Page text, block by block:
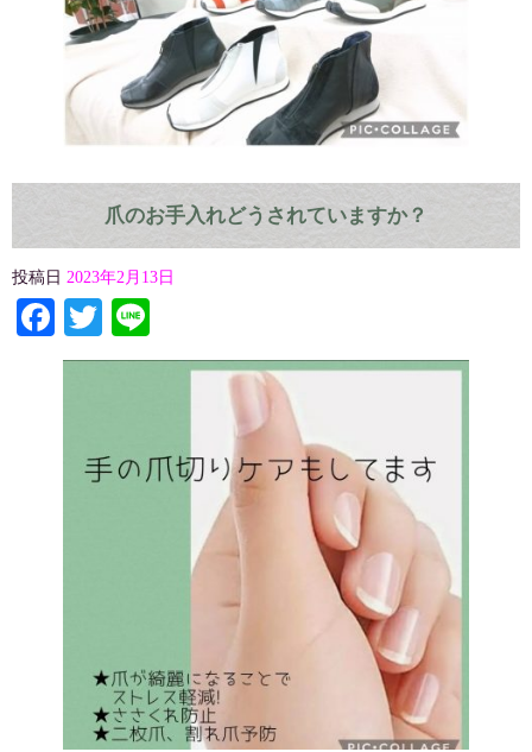
爪のお手入れどうされていますか？
投稿日 2023年2月13日
Facebook
Twitter